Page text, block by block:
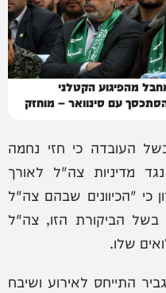
מהפיגוע הקטלני
עם סינוואר – מוחזק
העובדה כי חזי נחמה
מדיניות צה"ל לאורך
כי "הכיוונים שבהם צה"ל
בשל הביקורת הזו, צה"ל
שלו.
התייחס לאירוע ושיבח